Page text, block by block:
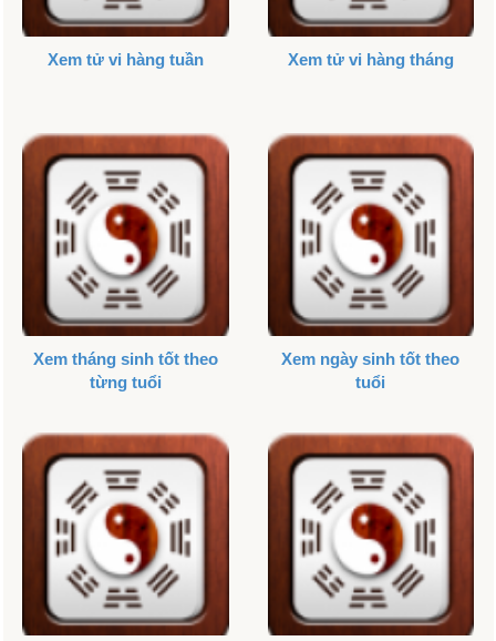
Xem tử vi hàng tuần Xem tử vi hàng tháng
Xem tháng sinh tốt theo
từng tuổi
Xem ngày sinh tốt theo
tuổi